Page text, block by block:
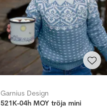
Garnius Design
521K-04h MOY tröja mini